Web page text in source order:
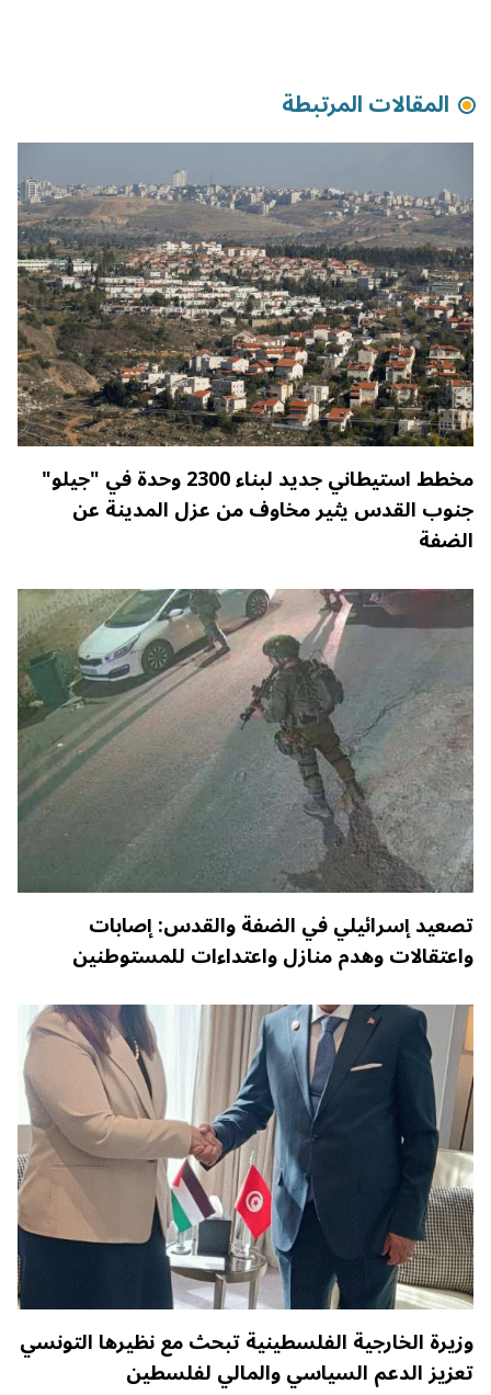
المقالات المرتبطة
مخطط استيطاني جديد لبناء 2300 وحدة في "جيلو"
جنوب القدس يثير مخاوف من عزل المدينة عن
الضفة
تصعيد إسرائيلي في الضفة والقدس: إصابات
واعتقالات وهدم منازل واعتداءات للمستوطنين
وزيرة الخارجية الفلسطينية تبحث مع نظيرها التونسي
تعزيز الدعم السياسي والمالي لفلسطين